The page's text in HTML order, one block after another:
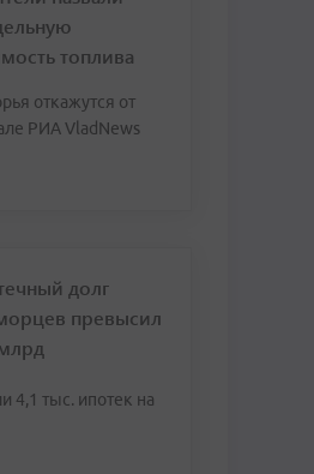
топлива
откажутся от
РИА VladNews
долг
превысил
4,1 тыс. ипотек на